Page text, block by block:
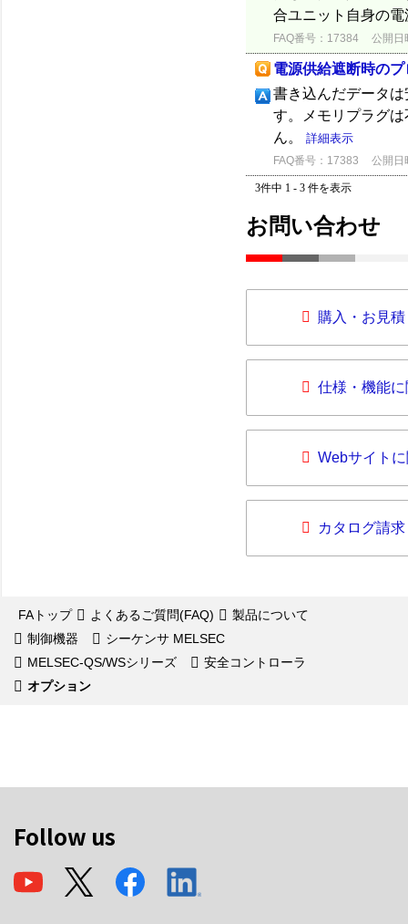
合ユニット自身の
FAQ番号：17384 公開日
電源供給遮断時の
書き込んだデータ
す。メモリプラグ
ん。 詳細表示
FAQ番号：17383 公開日
3件中 1 - 3 件を表示
お問い合わせ
購入・お見
仕様・機能
Webサイト
カタログ請求
FAトップ よくあるご質問(FAQ)
製品について
制御機器
シーケンサ MELSEC
MELSEC-QS/WSシリーズ
安全コントローラ
オプション
Follow us